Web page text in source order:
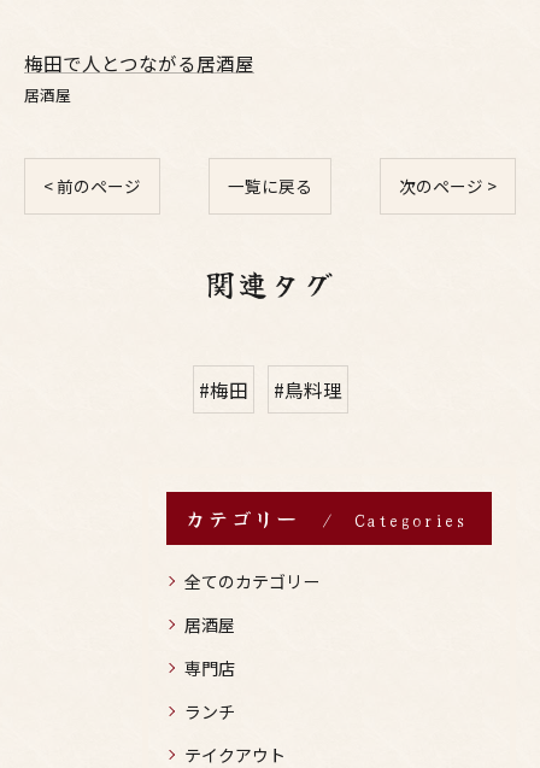
梅田で人とつながる居酒屋
居酒屋
< 前のページ 一覧に戻る 次のページ >
関連タグ
#梅田 #鳥料理
カテゴリー Categories
全てのカテゴリー
居酒屋
専門店
ランチ
テイクアウト